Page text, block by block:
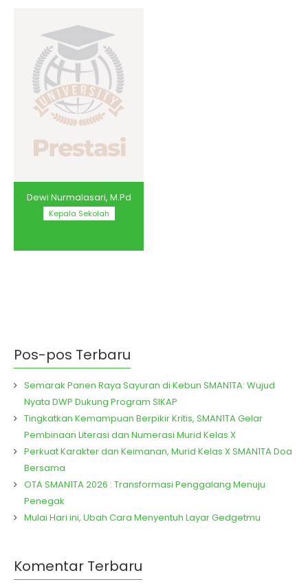
Dewi Nurmalasari, M.Pd
Kepala Sekolah
Pos-pos Terbaru
Semarak Panen Raya Sayuran di Kebun SMAN1TA: Wujud
Nyata DWP Dukung Program SIKAP
Tingkatkan Kemampuan Berpikir Kritis, SMAN1TA Gelar
Pembinaan Literasi dan Numerasi Murid Kelas X
Perkuat Karakter dan Keimanan, Murid Kelas X SMAN1TA Doa
Bersama
OTA SMAN1TA 2026 : Transformasi Penggalang Menuju
Penegak
Mulai Hari ini, Ubah Cara Menyentuh Layar Gedgetmu
Komentar Terbaru